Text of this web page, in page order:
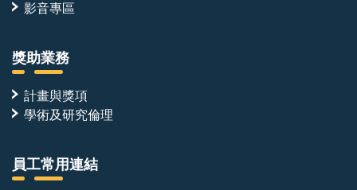
影音專區
獎助業務
計畫與獎項
學術及研究倫理
員工常用連結